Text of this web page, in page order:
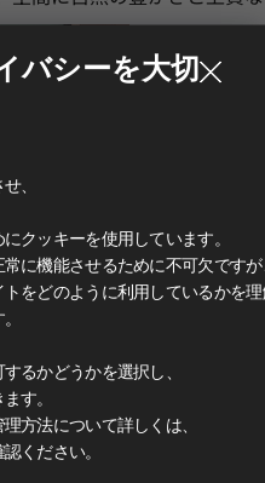
イン可能性をお楽しみいただ
モダンなグレー、トレンド
で、 独創的で洗練された空
バシーを大切
、
クッキーを使用しています。
に機能させるために不可欠です
をどのように利用しているかを
るかどうかを選択し、
す。
方法について詳しくは、
ください。